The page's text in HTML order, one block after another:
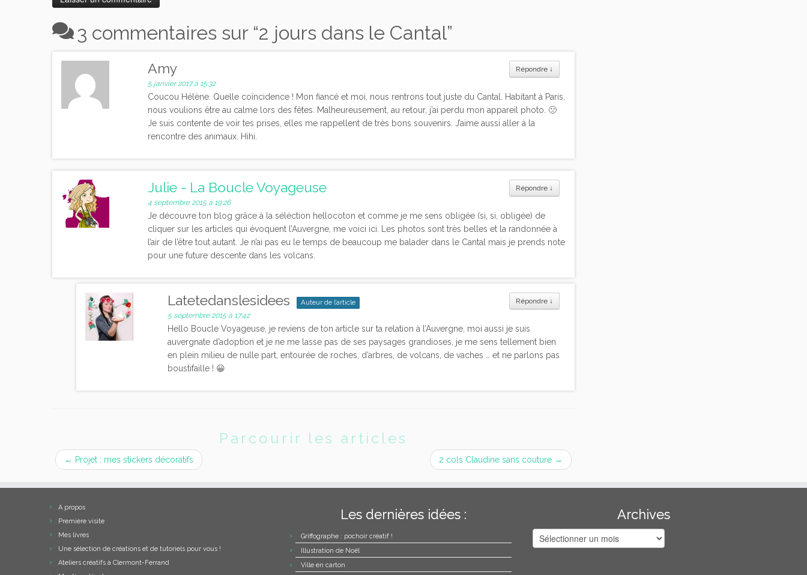
3 commentaires sur “2 jours dans le Cantal”
Répondre ↓
Amy
5 janvier 2017 à 15:32
Coucou Hélène. Quelle coïncidence ! Mon fiancé et moi, nous rentrons tout juste du Cantal. Habitant à Paris,
nous voulions être au calme lors des fêtes. Malheureusement, au retour, j’ai perdu mon appareil photo. 🙁
Je suis contente de voir tes prises, elles me rappellent de très bons souvenirs. J’aime aussi aller à la
rencontre des animaux. Hihi.
Répondre ↓
Julie - La Boucle Voyageuse
4 septembre 2015 à 19:26
Je découvre ton blog grâce à la séléction hellocoton et comme je me sens obligée (si, si, obligée) de
cliquer sur les articles qui évoquent l’Auvergne, me voici ici. Les photos sont très belles et la randonnée à
l’air de l’être tout autant. Je n’ai pas eu le temps de beaucoup me balader dans le Cantal mais je prends note
pour une future descente dans les volcans.
Répondre ↓
Latetedanslesidees
Auteur de l’article
5 septembre 2015 à 17:42
Hello Boucle Voyageuse, je reviens de ton article sur ta relation à l’Auvergne, moi aussi je suis
auvergnate d’adoption et je ne me lasse pas de ses paysages grandioses, je me sens tellement bien
en plein milieu de nulle part, entourée de roches, d’arbres, de volcans, de vaches … et ne parlons pas
boustifaille ! 😀
Parcourir les articles
← Projet : mes stickers décoratifs 2 cols Claudine sans couture →
A propos
Première visite
Mes livres
Une sélection de créations et de tutoriels pour vous !
Ateliers créatifs à Clermont-Ferrand
Les dernières idées :
Griffographe : pochoir créatif !
Illustration de Noël
Ville en carton
Archives
Archives